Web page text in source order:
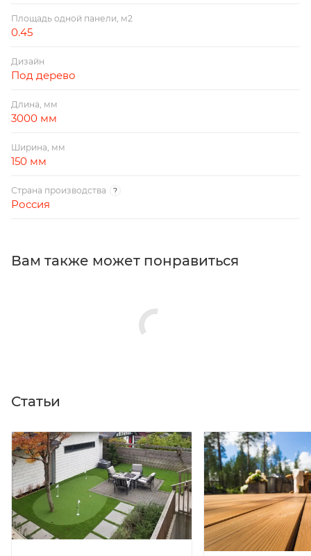
Площадь одной панели, м2
0.45
Дизайн
Под дерево
Длина, мм
3000 мм
Ширина, мм
150 мм
Страна производства ?
Россия
Вам также может понравиться
Статьи